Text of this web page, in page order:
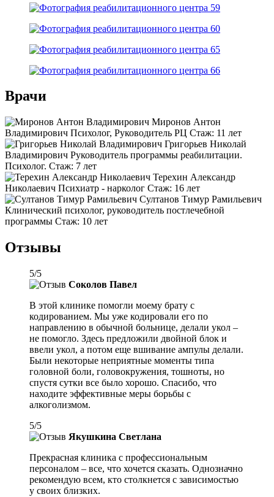
Врачи
Миронов Антон
Владимирович Психолог, Руководитель РЦ Стаж: 11 лет
Григорьев Николай
Владимирович Руководитель программы реабилитации.
Психолог. Стаж: 7 лет
Терехин Александр
Николаевич Психиатр - нарколог Стаж: 16 лет
Султанов Тимур Рамильевич
Клинический психолог, руководитель постлечебной
программы Стаж: 10 лет
Отзывы
5/5
Соколов Павел
В этой клинике помогли моему брату с
кодированием. Мы уже кодировали его по
направлению в обычной больнице, делали укол –
не помогло. Здесь предложили двойной блок и
ввели укол, а потом еще вшивание ампулы делали.
Были некоторые неприятные моменты типа
головной боли, головокружения, тошноты, но
спустя сутки все было хорошо. Спасибо, что
находите эффективные меры борьбы с
алкоголизмом.
5/5
Якушкина Светлана
Прекрасная клиника с профессиональным
персоналом – все, что хочется сказать. Однозначно
рекомендую всем, кто столкнется с зависимостью
у своих близких.